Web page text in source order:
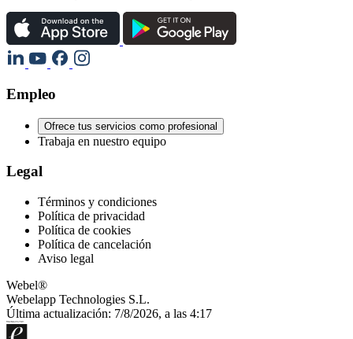
Empleo
Ofrece tus servicios como profesional
Trabaja en nuestro equipo
Legal
Términos y condiciones
Política de privacidad
Política de cookies
Política de cancelación
Aviso legal
Webel®
Webelapp Technologies S.L.
Última actualización: 7/8/2026, a las 4:17